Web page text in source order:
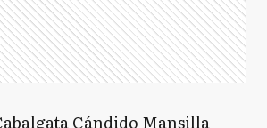
Cándido Mansilla